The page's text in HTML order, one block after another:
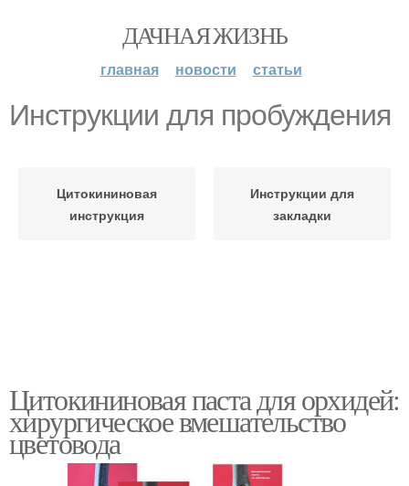
ДАЧНАЯ ЖИЗНЬ
главная новости статьи
Инструкции для пробуждения
Цитокининовая
инструкция
Инструкции для
закладки
Цитокининовая паста для орхидей:
хирургическое вмешательство
цветовода